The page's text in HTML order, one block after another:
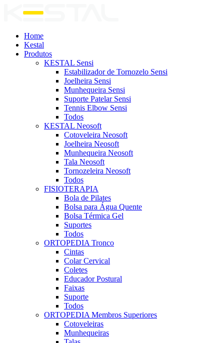
Home
Kestal
Produtos
KESTAL Sensi
Estabilizador de Tornozelo Sensi
Joelheira Sensi
Munhequeira Sensi
Suporte Patelar Sensi
Tennis Elbow Sensi
Todos
KESTAL Neosoft
Cotoveleira Neosoft
Joelheira Neosoft
Munhequeira Neosoft
Tala Neosoft
Tornozeleira Neosoft
Todos
FISIOTERAPIA
Bola de Pilates
Bolsa para Água Quente
Bolsa Térmica Gel
Suportes
Todos
ORTOPEDIA Tronco
Cintas
Colar Cervical
Coletes
Educador Postural
Faixas
Suporte
Todos
ORTOPEDIA Membros Superiores
Cotoveleiras
Munhequeiras